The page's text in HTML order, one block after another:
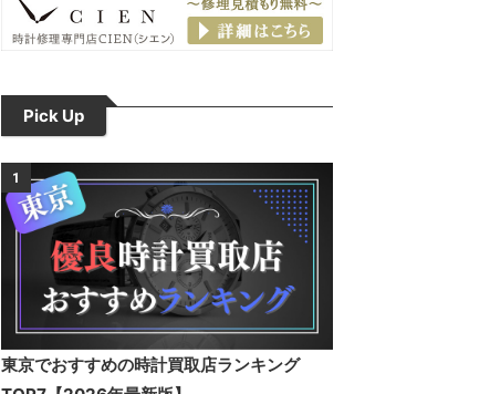
Pick Up
1
東京でおすすめの時計買取店ランキング